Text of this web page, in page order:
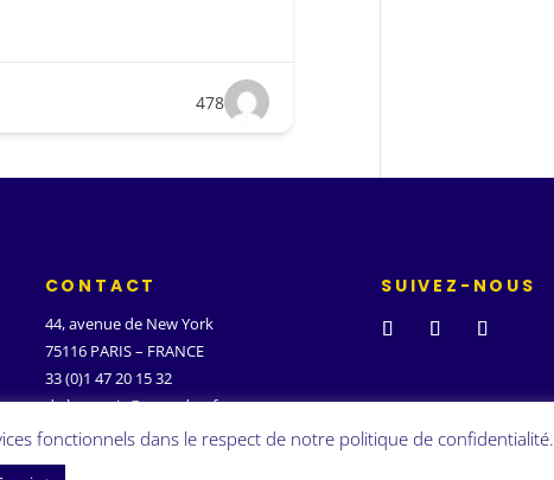
478
CONTACT
44, avenue de New York
75116 PARIS – FRANCE
33 (0)1 47 20 15 32
d.ghanassia@wanadoo.fr
SUIVEZ-NOUS
fonctionnels dans le respect de notre politique de confidentialité.